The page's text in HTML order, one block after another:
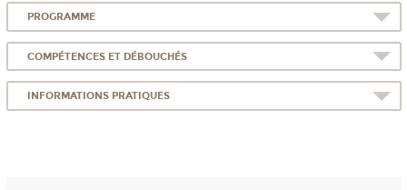
PROGRAMME
COMPÉTENCES ET DÉBOUCHÉS
INFORMATIONS PRATIQUES